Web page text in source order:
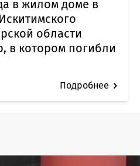
в жилом доме в
области
в котором погибли
Подробнее